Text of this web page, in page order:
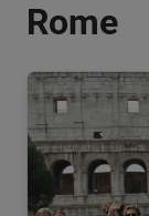
Rome